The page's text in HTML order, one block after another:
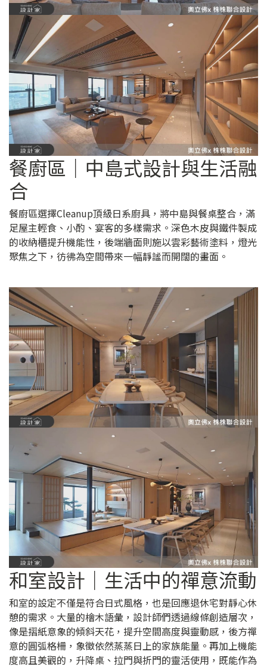
餐廚區｜中島式設計與生活融
合
餐廚區選擇Cleanup頂級日系廚具，將中島與餐桌整合，滿
足屋主輕食、小酌、宴客的多樣需求。深色木皮與鐵件製成
的收納櫃提升機能性，後端牆面則施以雲彩藝術塗料，燈光
聚焦之下，彷彿為空間帶來一幅靜謐而開闊的畫面。
和室設計｜生活中的禪意流動
和室的設定不僅是符合日式風格，也是回應退休宅對靜心休
憩的需求。大量的檜木語彙，設計師們透過線條創造層次，
像是摺紙意象的傾斜天花，提升空間高度與靈動感，後方禪
意的圓弧格柵，象徵依然蒸蒸日上的家族能量。再加上機能
度高且美觀的，升降桌、拉門與折門的靈活使用，既能作為